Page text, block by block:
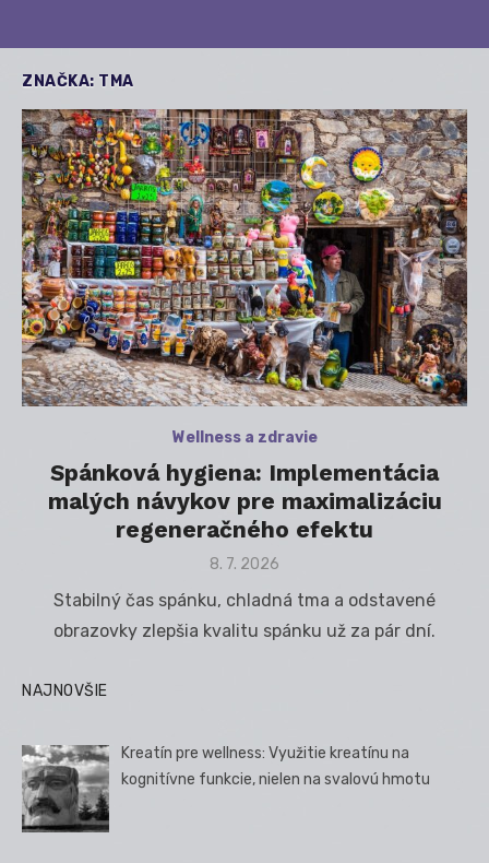
ZNAČKA: TMA
Wellness a zdravie
Spánková hygiena: Implementácia
malých návykov pre maximalizáciu
regeneračného efektu
Posted
8. 7. 2026
Stabilný čas spánku, chladná tma a odstavené
obrazovky zlepšia kvalitu spánku už za pár dní.
NAJNOVŠIE
Kreatín pre wellness: Využitie kreatínu na
kognitívne funkcie, nielen na svalovú hmotu